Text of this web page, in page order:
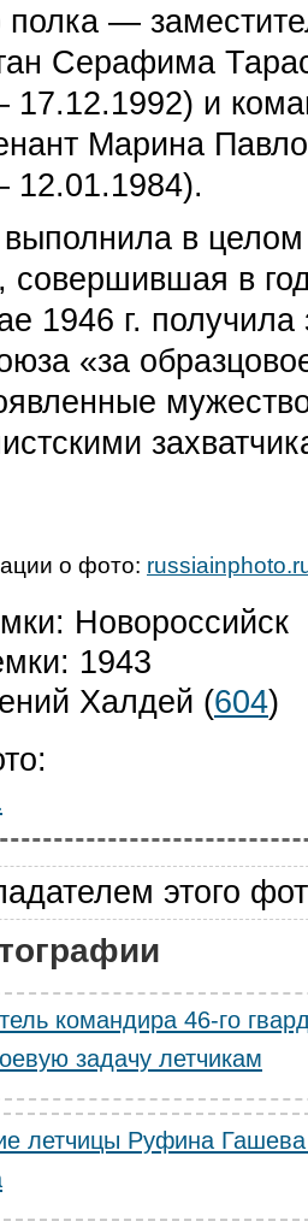
полка —
Серафима
и
Марина
12.01.1984).
в
в
1946 г. получила
«за
о фото:
Новороссийск
1943
Халдей (604)
этого
командира 46-го
задачу летчикам
летчицы Руфина